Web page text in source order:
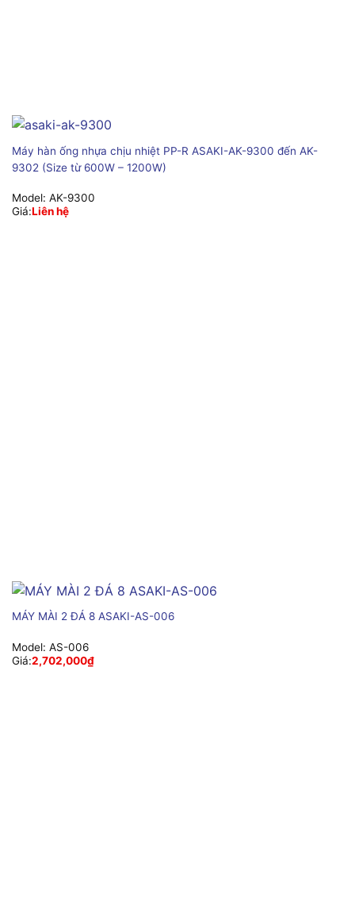
Máy hàn ống nhựa chịu nhiệt PP-R ASAKI-AK-9300 đến AK-
9302 (Size từ 600W – 1200W)
Model: AK-9300
Giá:Liên hệ
MÁY MÀI 2 ĐÁ 8 ASAKI-AS-006
Model: AS-006
Giá:2,702,000₫